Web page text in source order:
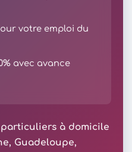
votre emploi du
avec avance
à domicile
Guadeloupe,